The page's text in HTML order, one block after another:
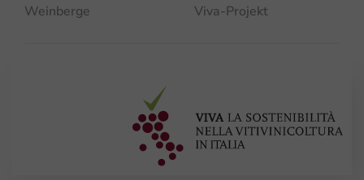
Weinberge
Viva-Projekt